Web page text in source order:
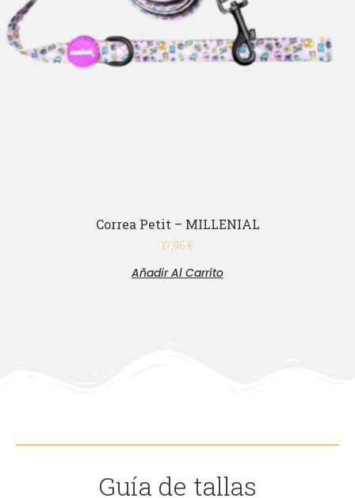
Correa Petit – MILLENIAL
17,96 €
Añadir Al Carrito
Guía de tallas